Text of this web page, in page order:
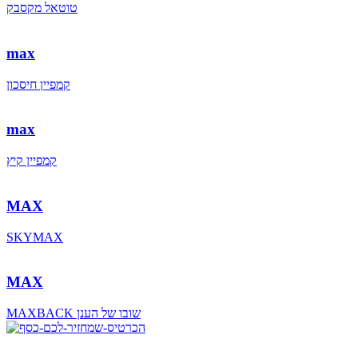
טוטאל מקסבק
max
קמפיין חיסכון
max
קמפיין קיץ
MAX
SKYMAX
MAX
MAXBACK שובו של הענן